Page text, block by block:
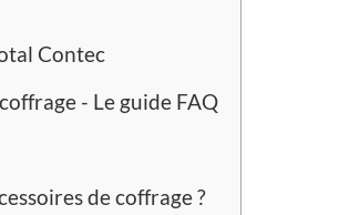
Contec
- Le guide FAQ
de coffrage ?